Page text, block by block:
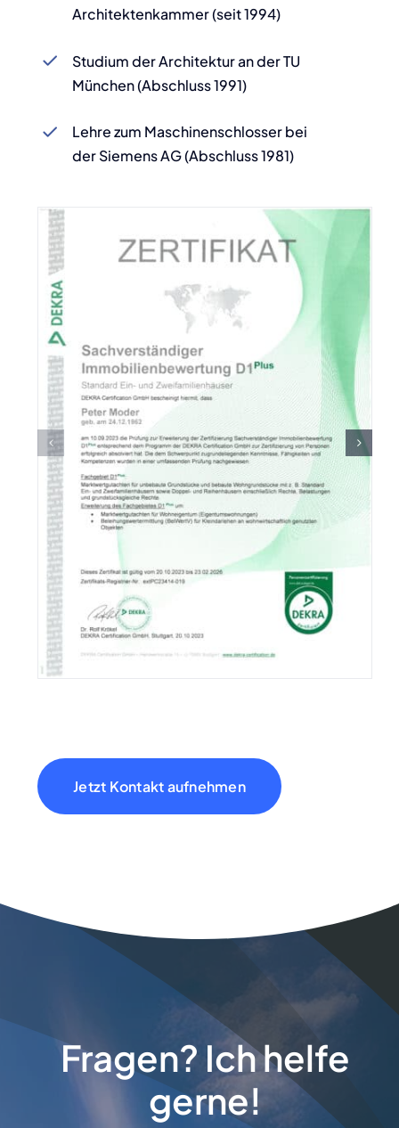
Architektenkammer (seit 1994)
Studium der Architektur an der TU
München (Abschluss 1991)
Lehre zum Maschinenschlosser bei
der Siemens AG (Abschluss 1981)
Jetzt Kontakt aufnehmen
Fragen? Ich helfe
gerne!